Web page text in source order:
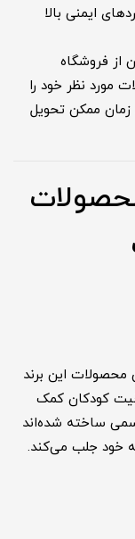
ایمنی بالا
از فروشگاه
مورد نظر خود را
زمان ممکن تحویل
محصولات این برند
کودکان کمک
سمی ساخته شده‌اند
خود جلب می‌کند.